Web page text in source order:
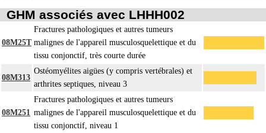
GHM associés avec LHHH002
08M25T
Fractures pathologiques et autres tumeurs
malignes de l'appareil musculosquelettique et du
tissu conjonctif, très courte durée
08M313
Ostéomyélites aigües (y compris vertébrales) et
arthrites septiques, niveau 3
08M251
Fractures pathologiques et autres tumeurs
malignes de l'appareil musculosquelettique et du
tissu conjonctif, niveau 1